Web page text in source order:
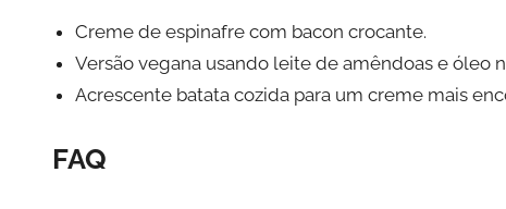
Creme de espinafre com bacon crocante.
Versão vegana usando leite de amêndoas e óleo
Acrescente batata cozida para um creme mais
FAQ